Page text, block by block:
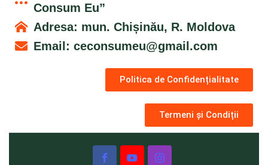
Consum Eu”
Adresa: mun. Chișinău, R. Moldova
Email:ceconsumeu@gmail.com
Politica de Confidențialitate
Termeni și Condiții